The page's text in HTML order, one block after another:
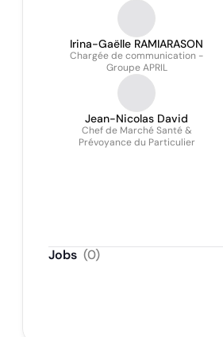
Irina-Gaëlle RAMIARASON
Chargée de communication -
Groupe APRIL
Jean-Nicolas David
Chef de Marché Santé &
Prévoyance du Particulier
Jobs (0)